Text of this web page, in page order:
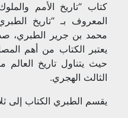
كتاب “تاريخ الأمم
المعروف بـ “تاريخ
محمد بن جرير الطبري،
يعتبر الكتاب من أهم
حيث يتناول تاريخ العالم
الثالث الهجري.
يقسم الطبري الكتاب إلى